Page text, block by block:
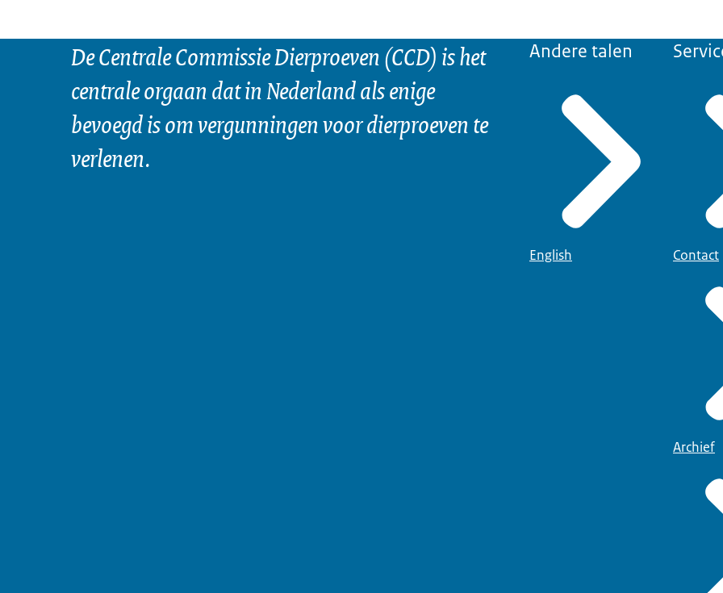
De Centrale Commissie Dierproeven (CCD) is het
centrale orgaan dat in Nederland als enige
bevoegd is om vergunningen voor dierproeven te
verlenen.
Andere talen
English Contact
Archief